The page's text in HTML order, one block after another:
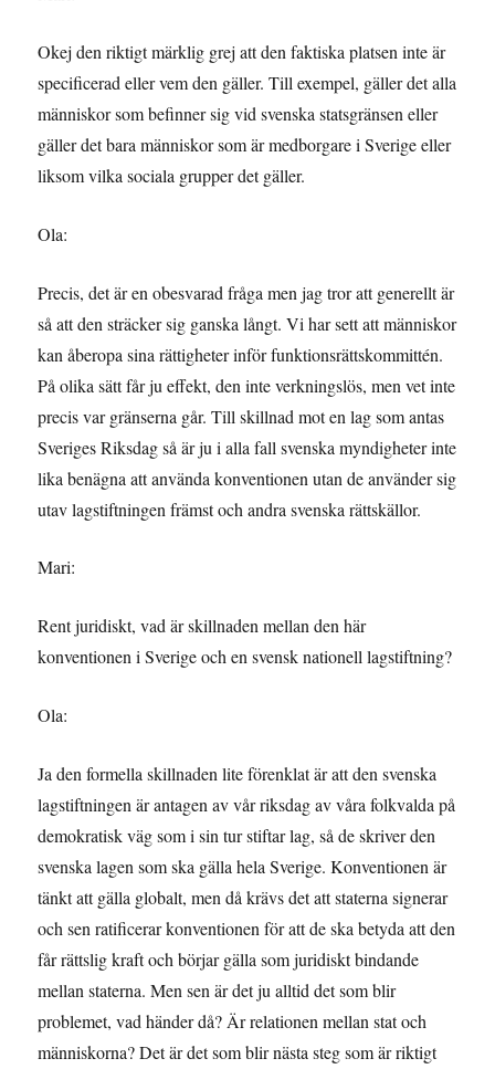
Okej den riktigt märklig grej att den faktiska platsen inte är
specificerad eller vem den gäller. Till exempel, gäller det alla
människor som befinner sig vid svenska statsgränsen eller
gäller det bara människor som är medborgare i Sverige eller
liksom vilka sociala grupper det gäller.
Ola:
Precis, det är en obesvarad fråga men jag tror att generellt är
så att den sträcker sig ganska långt. Vi har sett att människor
kan åberopa sina rättigheter inför funktionsrättskommittén.
På olika sätt får ju effekt, den inte verkningslös, men vet inte
precis var gränserna går. Till skillnad mot en lag som antas
Sveriges Riksdag så är ju i alla fall svenska myndigheter inte
lika benägna att använda konventionen utan de använder sig
utav lagstiftningen främst och andra svenska rättskällor.
Mari:
Rent juridiskt, vad är skillnaden mellan den här
konventionen i Sverige och en svensk nationell lagstiftning?
Ola:
Ja den formella skillnaden lite förenklat är att den svenska
lagstiftningen är antagen av vår riksdag av våra folkvalda på
demokratisk väg som i sin tur stiftar lag, så de skriver den
svenska lagen som ska gälla hela Sverige. Konventionen är
tänkt att gälla globalt, men då krävs det att staterna signerar
och sen ratificerar konventionen för att de ska betyda att den
får rättslig kraft och börjar gälla som juridiskt bindande
mellan staterna. Men sen är det ju alltid det som blir
problemet, vad händer då? Är relationen mellan stat och
människorna? Det är det som blir nästa steg som är riktigt